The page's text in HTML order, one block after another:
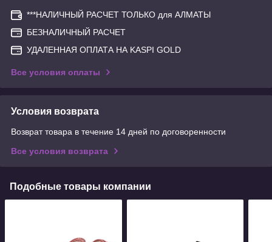
***НАЛИЧНЫЙ РАСЧЕТ ТОЛЬКО для АЛМАТЫ
БЕЗНАЛИЧНЫЙ РАСЧЕТ
УДАЛЕННАЯ ОПЛАТА НА KASPI GOLD
Все условия оплаты
Условия возврата
Возврат товара в течение 14 дней по договоренности
Все условия возврата
Подобные товары компании